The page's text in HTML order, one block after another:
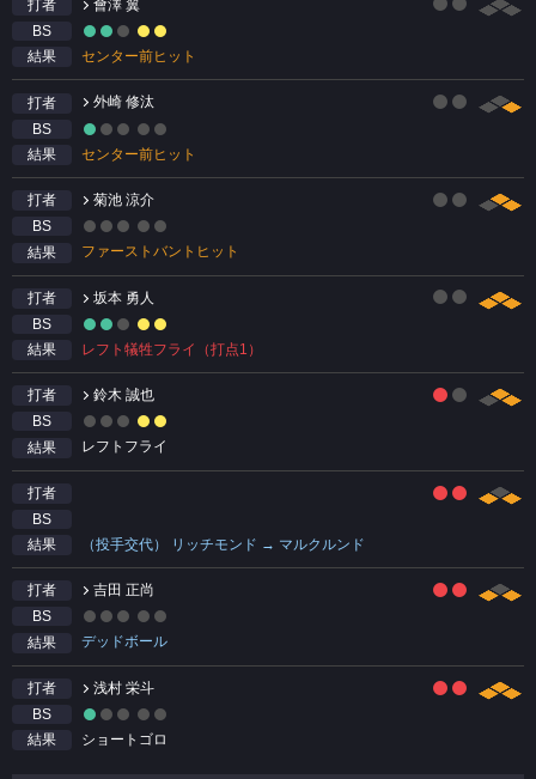
打者
會澤 翼
BS
結果
センター前ヒット
打者
外崎 修汰
BS
結果
センター前ヒット
打者
菊池 涼介
BS
結果
ファーストバントヒット
打者
坂本 勇人
BS
結果
レフト犠牲フライ（打点1）
打者
鈴木 誠也
BS
結果
レフトフライ
打者
BS
結果
（投手交代） リッチモンド → マルクルンド
打者
吉田 正尚
BS
結果
デッドボール
打者
浅村 栄斗
BS
結果
ショートゴロ